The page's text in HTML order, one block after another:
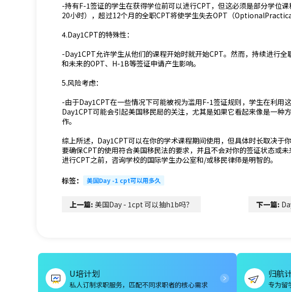
-持有F-1签证的学生在获得学位前可以进行CPT，但这必须是部分学位
20小时），超过12个月的全职CPT将使学生失去OPT（
4.Day1CPT的特殊性：
-Day1CPT允许学生从他们的课程开始时就开始CPT。然而，持续进行
和未来的OPT、H-1B等签证申请产生影响。
5.风险考虑：
-由于Day1CPT在一些情况下可能被视为滥用F-1签证规则，学生在利用
Day1CPT可能会引起美国移民局的关注，尤其是如果它看起来像是一种
作。
综上所述，Day1CPT可以在你的学术课程期间使用，但具体时长取决于
要确保CPT的使用符合美国移民法的要求，并且不会对你的签证状态或
进行CPT之前，咨询学校的国际学生办公室和/或移民律师是明智的。
标签： 美国Day -1 cpt可以用多久
上一篇: 美国Day - 1cpt 可以抽h1b吗？ 下一篇:
U培计划
私人订制求职服务，匹配不同求职者的核心需求
归航
专为留